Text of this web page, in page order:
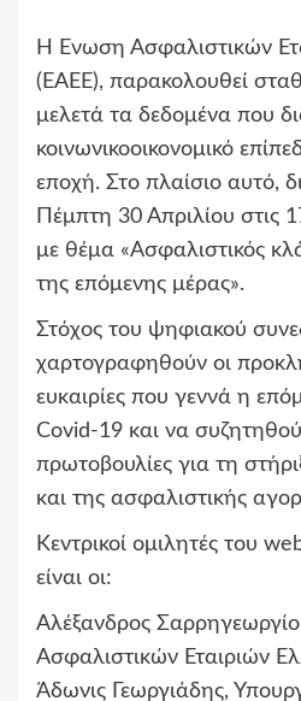
Η Ένωση Ασφαλιστικών
(ΕΑΕΕ), παρακολουθεί
μελετά τα δεδομένα που
κοινωνικοοικονομικό
εποχή. Στο πλαίσιο αυτό,
Πέμπτη 30 Απριλίου στις
με θέμα «Ασφαλιστικός
της επόμενης μέρας».
Στόχος του ψηφιακού
χαρτογραφηθούν οι
ευκαιρίες που γεννά η
Covid-19 και να
πρωτοβουλίες για τη
και της ασφαλιστικής
Κεντρικοί ομιλητές του
είναι οι:
Αλέξανδρος
Ασφαλιστικών Εταιριών
Άδωνις Γεωργιάδης,